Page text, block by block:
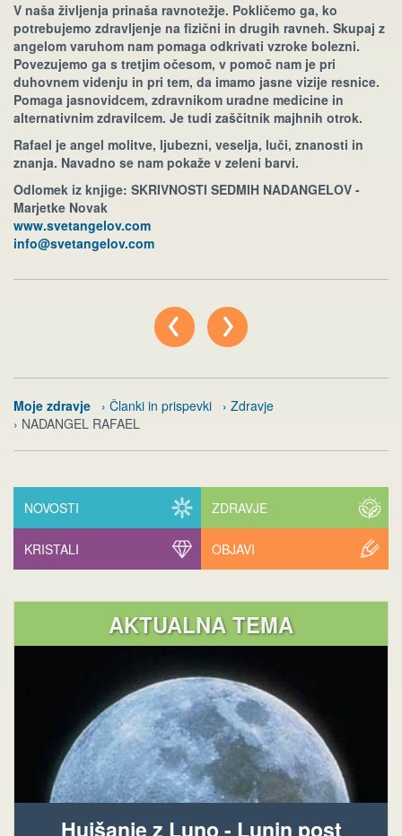
V naša življenja prinaša ravnotežje. Pokličemo ga, ko
potrebujemo zdravljenje na fizični in drugih ravneh. Skupaj z
angelom varuhom nam pomaga odkrivati vzroke bolezni.
Povezujemo ga s tretjim očesom, v pomoč nam je pri
duhovnem videnju in pri tem, da imamo jasne vizije resnice.
Pomaga jasnovidcem, zdravnikom uradne medicine in
alternativnim zdravilcem. Je tudi zaščitnik majhnih otrok.
Rafael je angel molitve, ljubezni, veselja, luči, znanosti in
znanja. Navadno se nam pokaže v zeleni barvi.
Odlomek iz knjige: SKRIVNOSTI SEDMIH NADANGELOV -
Marjetke Novak
www.svetangelov.com
info@svetangelov.com
Moje zdravje › Članki in prispevki
› Zdravje
› NADANGEL RAFAEL
NOVOSTI ZDRAVJE
KRISTALI OBJAVI
AKTUALNA TEMA
Hujšanje z Luno - Lunin post